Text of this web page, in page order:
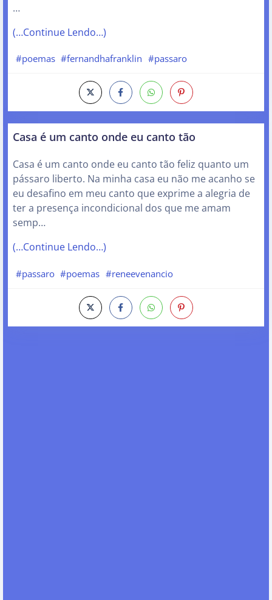
…
(…Continue Lendo…)
#poemas #fernandhafranklin #passaro
Casa é um canto onde eu canto tão
Casa é um canto onde eu canto tão feliz quanto um
pássaro liberto. Na minha casa eu não me acanho se
eu desafino em meu canto que exprime a alegria de
ter a presença incondicional dos que me amam
semp…
(…Continue Lendo…)
#passaro #poemas #reneevenancio